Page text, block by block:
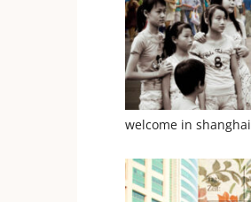
welcome in shanghai